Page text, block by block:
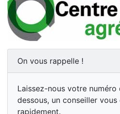
On vous rappelle !
Laissez-nous votre
dessous, un conseiller
rapidement.